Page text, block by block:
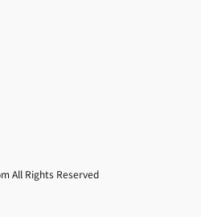
All Rights Reserved